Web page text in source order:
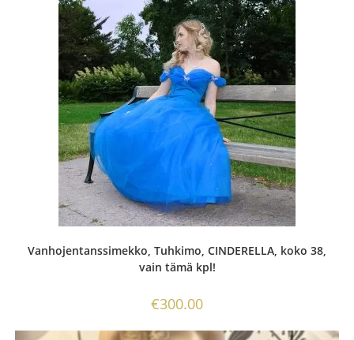
Vanhojentanssimekko, Tuhkimo, CINDERELLA, koko 38,
vain tämä kpl!
€300.00